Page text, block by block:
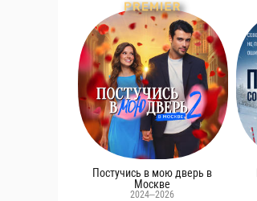
Постучись в мою дверь в
Москве
2024–2026